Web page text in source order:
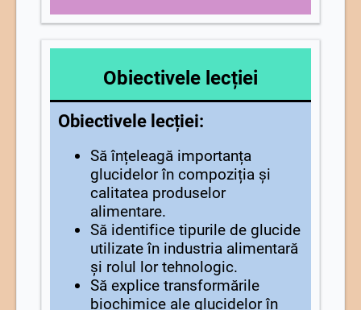
Obiectivele lecției
Obiectivele lecției:
Să înțeleagă importanța
glucidelor în compoziția și
calitatea produselor
alimentare.
Să identifice tipurile de glucide
utilizate în industria alimentară
și rolul lor tehnologic.
Să explice transformările
biochimice ale glucidelor în